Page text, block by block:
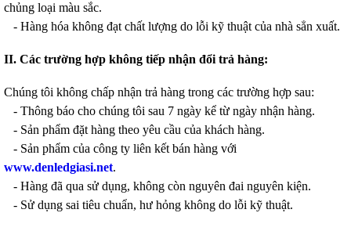
chủng loại màu sắc.
- Hàng hóa không đạt chất lượng do lỗi kỹ thuật của nhà sẳn xuất.
II. Các trường hợp không tiếp nhận đổi trả hàng:
Chúng tôi không chấp nhận trả hàng trong các trường hợp sau:
- Thông báo cho chúng tôi sau 7 ngày kể từ ngày nhận hàng.
- Sản phẩm đặt hàng theo yêu cầu của khách hàng.
- Sản phẩm của công ty liên kết bán hàng với
www.denledgiasi.net.
- Hàng đã qua sử dụng, không còn nguyên đai nguyên kiện.
- Sử dụng sai tiêu chuẩn, hư hỏng không do lỗi kỹ thuật.